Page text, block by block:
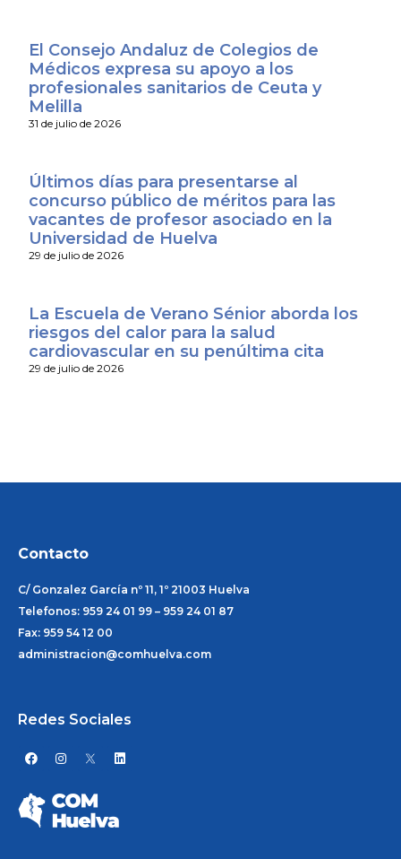
El Consejo Andaluz de Colegios de
Médicos expresa su apoyo a los
profesionales sanitarios de Ceuta y
Melilla
31 de julio de 2026
Últimos días para presentarse al
concurso público de méritos para las
vacantes de profesor asociado en la
Universidad de Huelva
29 de julio de 2026
La Escuela de Verano Sénior aborda los
riesgos del calor para la salud
cardiovascular en su penúltima cita
29 de julio de 2026
Contacto
C/ Gonzalez García nº 11, 1º 21003 Huelva
Telefonos: 959 24 01 99 – 959 24 01 87
Fax: 959 54 12 00
administracion@comhuelva.com
Redes Sociales
F
a
e
b
o
o
I
n
a
g
r
L
i
i